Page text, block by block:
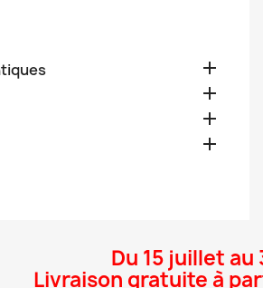




Du 15 juillet au
Livraison gratuite à